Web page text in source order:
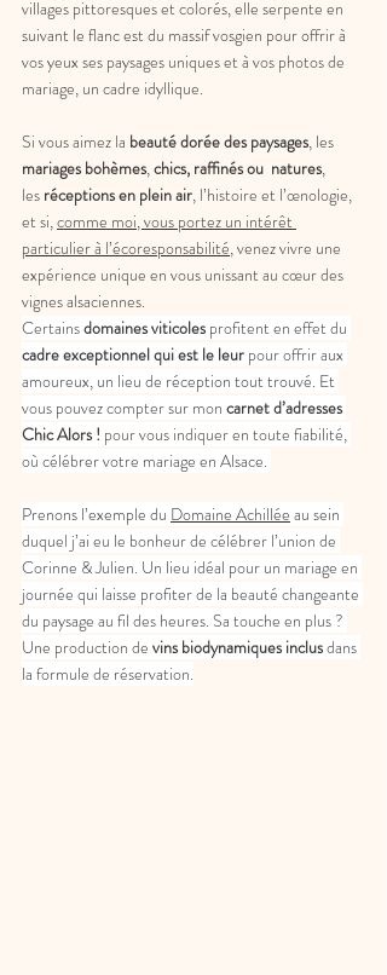
villages pittoresques et colorés, elle serpente en
suivant le flanc est du massif vosgien pour offrir à
vos yeux ses paysages uniques et à vos photos de
mariage, un cadre idyllique.
Si vous aimez la beauté dorée des paysages, les
mariages bohèmes, chics, raffinés ou  natures,
les réceptions en plein air, l’histoire et l’œnologie,
et si, comme moi, vous portez un intérêt
particulier à l’écoresponsabilité, venez vivre une
expérience unique en vous unissant au cœur des
vignes alsaciennes.
Certains domaines viticoles profitent en effet du
cadre exceptionnel qui est le leur pour offrir aux
amoureux, un lieu de réception tout trouvé. Et
vous pouvez compter sur mon carnet d’adresses
Chic Alors ! pour vous indiquer en toute fiabilité,
où célébrer votre mariage en Alsace.
Prenons l’exemple du Domaine Achillée au sein
duquel j’ai eu le bonheur de célébrer l’union de
Corinne & Julien. Un lieu idéal pour un mariage en
journée qui laisse profiter de la beauté changeante
du paysage au fil des heures. Sa touche en plus ?
Une production de vins biodynamiques inclus dans
la formule de réservation.